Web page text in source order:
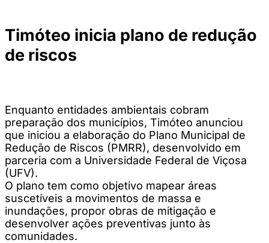
Timóteo inicia plano de redução
de riscos
Enquanto entidades ambientais cobram
preparação dos municípios, Timóteo anunciou
que iniciou a elaboração do Plano Municipal de
Redução de Riscos (PMRR), desenvolvido em
parceria com a Universidade Federal de Viçosa
(UFV).
O plano tem como objetivo mapear áreas
suscetíveis a movimentos de massa e
inundações, propor obras de mitigação e
desenvolver ações preventivas junto às
comunidades.